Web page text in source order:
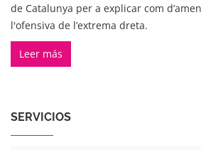
SERVICIOS
de Catalunya per a explicar com
l'ofensiva de l’extrema dreta.
Leer más